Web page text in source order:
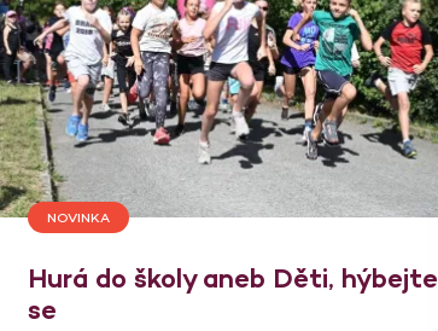
NOVINKA
Hurá do školy aneb Děti, hýbejte
se